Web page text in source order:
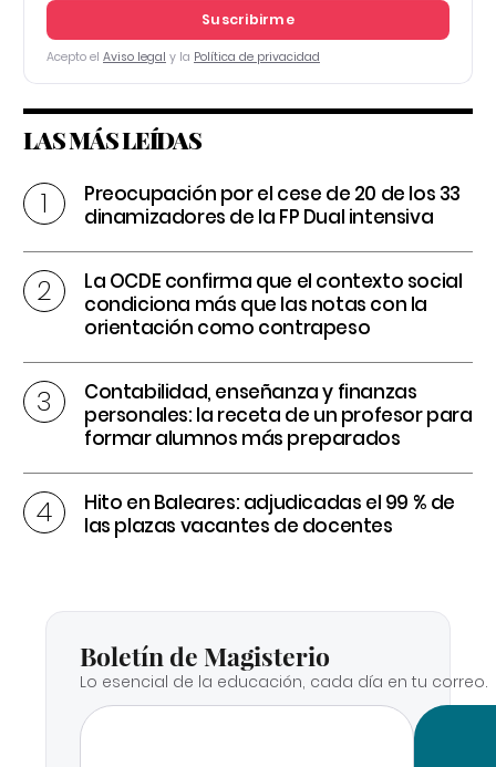
Suscribirme
Acepto el Aviso legal y la Política de privacidad
LAS MÁS LEÍDAS
Preocupación por el cese de 20 de los 33
dinamizadores de la FP Dual intensiva
La OCDE confirma que el contexto social
condiciona más que las notas con la
orientación como contrapeso
Contabilidad, enseñanza y finanzas
personales: la receta de un profesor para
formar alumnos más preparados
Hito en Baleares: adjudicadas el 99 % de
las plazas vacantes de docentes
Boletín de Magisterio
Lo esencial de la educación, cada día en tu correo.